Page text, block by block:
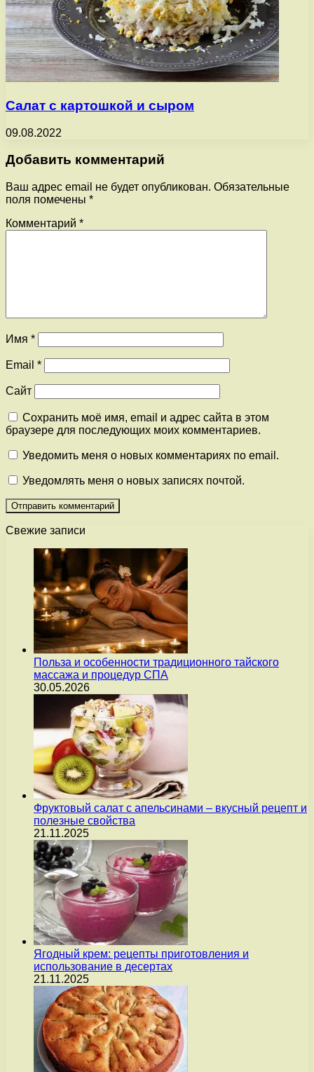
Салат с картошкой и сыром
09.08.2022
Добавить комментарий
Ваш адрес email не будет опубликован. Обязательные
поля помечены *
Комментарий *
Имя *
Email *
Сайт
Сохранить моё имя, email и адрес сайта в этом
браузере для последующих моих комментариев.
Уведомить меня о новых комментариях по email.
Уведомлять меня о новых записях почтой.
Свежие записи
Польза и особенности традиционного тайского
массажа и процедур СПА
30.05.2026
Фруктовый салат с апельсинами – вкусный рецепт и
полезные свойства
21.11.2025
Ягодный крем: рецепты приготовления и
использование в десертах
21.11.2025